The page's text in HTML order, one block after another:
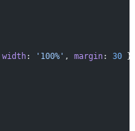
width: '100%' , margin: 30